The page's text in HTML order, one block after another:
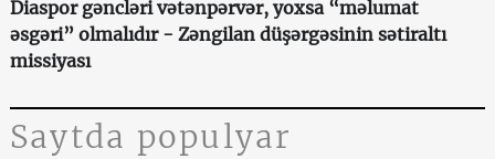
Diaspor gəncləri vətənpərvər, yoxsa “məlumat
əsgəri” olmalıdır - Zəngilan düşərgəsinin sətiraltı
missiyası
Saytda populyar